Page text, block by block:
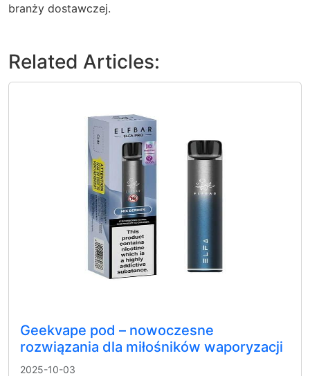
branży dostawczej.
Related Articles:
Geekvape pod – nowoczesne
rozwiązania dla miłośników waporyzacji
2025-10-03